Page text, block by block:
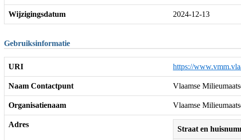
Wijzigingsdatum 2024-12-13
Gebruiksinformatie
URI https://
Naam Contactpunt Vlaamse
Organisatienaam Vlaamse
Adres
Straat en